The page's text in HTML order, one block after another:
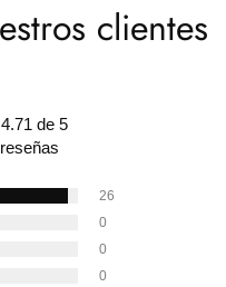
clientes
4.71 de 5
26
0
0
0